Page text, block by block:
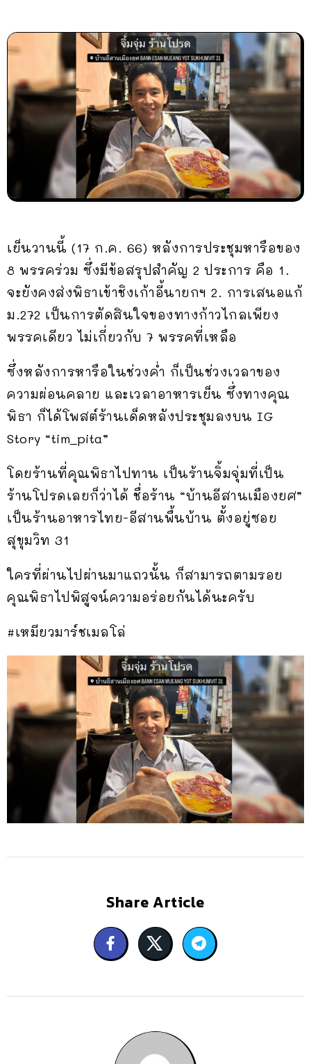
เย็นวานนี้ (17 ก.ค. 66) หลังการประชุมหารือของ
8 พรรคร่วม ซึ่งมีข้อสรุปสำคัญ 2 ประการ คือ 1.
จะยังคงส่งพิธาเข้าชิงเก้าอี้นายกฯ 2. การเสนอแก้
ม.272 เป็นการตัดสินใจของทางก้าวไกลเพียง
พรรคเดียว ไม่เกี่ยวกับ 7 พรรคที่เหลือ
ซึ่งหลังการหารือในช่วงค่ำ ก็เป็นช่วงเวลาของ
ความผ่อนคลาย และเวลาอาหารเย็น ซึ่งทางคุณ
พิธา ก็ได้โพสต์ร้านเด็ดหลังประชุมลงบน IG
Story “tim_pita”
โดยร้านที่คุณพิธาไปทาน เป็นร้านจิ้มจุ่มที่เป็น
ร้านโปรดเลยก็ว่าได้ ชื่อร้าน “บ้านอีสานเมืองยศ”
เป็นร้านอาหารไทย-อีสานพื้นบ้าน ตั้งอยู่ซอย
สุขุมวิท 31
ใครที่ผ่านไปผ่านมาแถวนั้น ก็สามารถตามรอย
คุณพิธาไปพิสูจน์ความอร่อยกันได้นะครับ
#เหมียวมาร์ชเมลโล่
Share Article